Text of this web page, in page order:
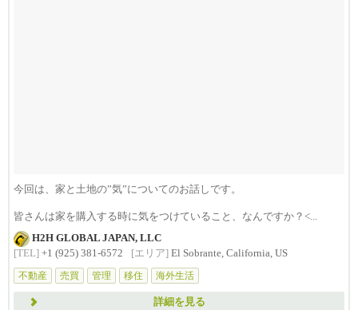
今回は、家と土地の”気”についてのお話しです。
皆さんは家を購入する時に気をつけていること、なんですか？<...
H2H GLOBAL JAPAN, LLC
[TEL] +1 (925) 381-6572 [エリア] El Sobrante, California, US
不動産
売買 管理 移住 海外生活
詳細を見る